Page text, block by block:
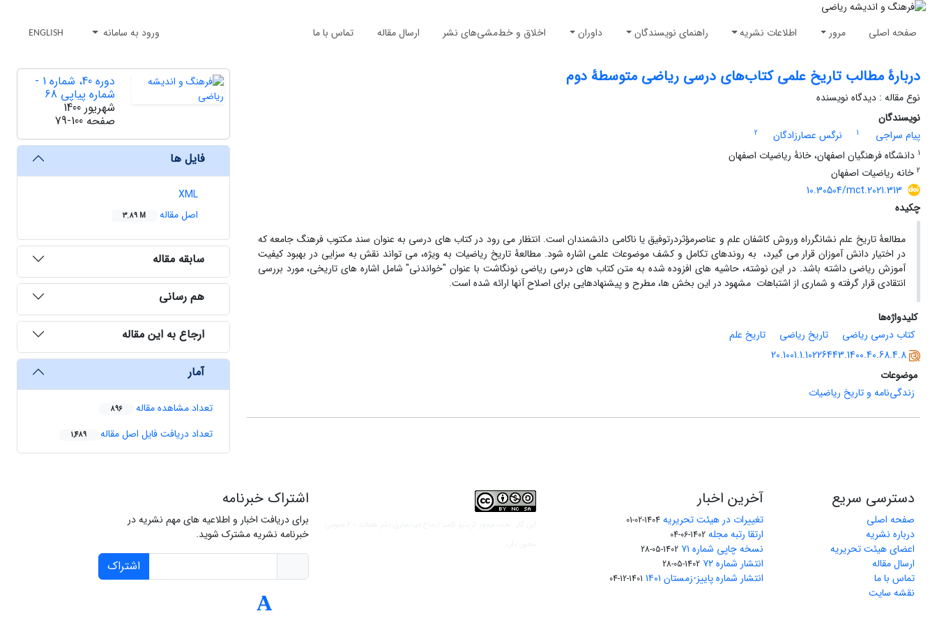
صفحه اصلی مرور اطلاعات نشریه راهنمای نویسندگان داوران اخلاق و خط‌مشی‌های نشر ارسال مقاله تماس با ما ورود به سامانه ENGLISH
دربارۀ مطالب تاریخ علمی کتاب‌های درسی ریاضی متوسطۀ دوم
نوع مقاله : دیدگاه نویسنده
نویسندگان
پیام سراجی
1 نرگس عصارزادگان
2
1 دانشگاه فرهنگیان اصفهان، خانۀ ریاضیات اصفهان
2 خانه ریاضیات اصفهان
10.30504/mct.2021.313
چکیده
مطالعۀ تاریخ علم نشانگرراه وروش کاشفان علم و عناصرمؤثردرتوفیق یا ناکامی دانشمندان است. انتظار می رود در کتاب های درسی به عنوان سند مکتوب فرهنگ جامعه که
در اختیار دانش آموزان قرار می گیرد، به روندهای تکامل و کشف موضوعات علمی اشاره شود. مطالعۀ تاریخ ریاضیات به ویژه، می تواند نقش به سزایی در بهبود کیفیت
آموزش ریاضی داشته باشد. در این نوشته، حاشیه های افزوده شده به متن کتاب های درسی ریاضی نونگاشت با عنوان "خواندنی" شامل اشاره های تاریخی، مورد بررسی
انتقادی قرار گرفته و شماری از اشتباهات مشهود در این بخش ها، مطرح و پیشنهادهایی برای اصلاح آنها ارائه شده است.
کلیدواژه‌ها
کتاب درسی ریاضی
تاریخ ریاضی
تاریخ علم
20.1001.1.10226443.1400.40.68.4.8
موضوعات
زندگی‌نامه و تاریخ ریاضیات
دوره 40، شماره 1 -
شماره پیاپی 68
شهریور 1400
صفحه 79-100
فایل ها
XML
اصل مقاله
3.89 M
سابقه مقاله
هم رسانی
ارجاع به این مقاله
آمار
تعداد مشاهده مقاله 896
تعداد دریافت فایل اصل مقاله 1,489
دسترسی سریع
صفحه اصلی
درباره نشریه
اعضای هیئت تحریریه
ارسال مقاله
تماس با ما
نقشه سایت
آخرین اخبار
تغییرات در هیئت تحریریه 1404-02-01
ارتقا رتبه مجله 1402-06-04
نسخه چاپی شماره ۷۱ 1402-05-28
انتشار شماره ۷۲ 1402-05-28
انتشار شماره پاییز-زمستان ۱۴۰۱ 1401-12-04
اشتراک خبرنامه
برای دریافت اخبار و اطلاعیه های مهم نشریه در
خبرنامه نشریه مشترک شوید.
اشتراک